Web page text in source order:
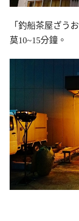
「釣船茶屋ざう
莫10~15分鐘。